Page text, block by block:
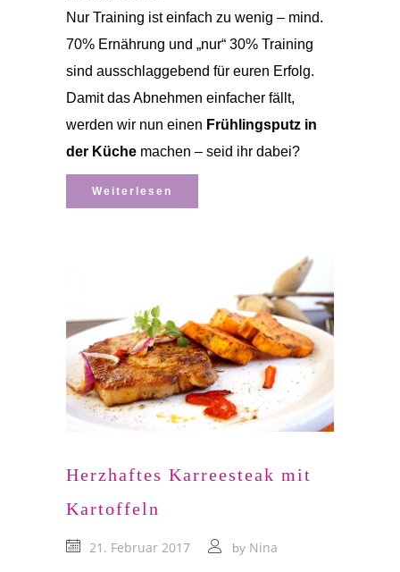
Nur Training ist einfach zu wenig – mind.
70% Ernährung und „nur“ 30% Training
sind ausschlaggebend für euren Erfolg.
Damit das Abnehmen einfacher fällt,
werden wir nun einen Frühlingsputz in
der Küche machen – seid ihr dabei?
Weiterlesen
Herzhaftes Karreesteak mit
Kartoffeln
21. Februar 2017 by Nina